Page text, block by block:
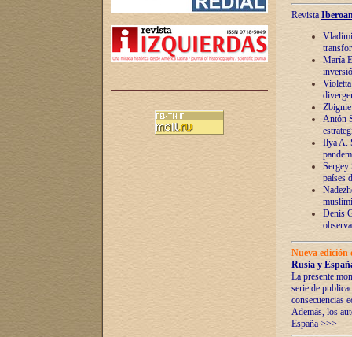
Revista
María
Antón
Ilya A.
Sergey
países
Denis
Nueva
Rusia y
La presente
serie de
consecuencias
Además, los
España >>>